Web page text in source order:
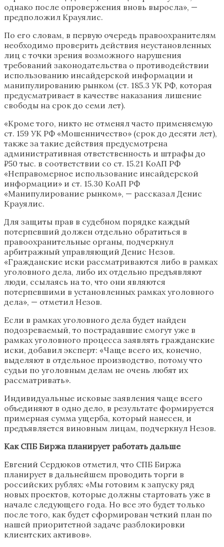
однако после опровержения вновь выросла», —
предположил Крауялис.
По его словам, в первую очередь правоохранителям
необходимо проверить действия неустановленных
лиц с точки зрения возможного нарушения
требований законодательства о противодействии
использованию инсайдерской информации и
манипулированию рынком (ст. 185.3 УК РФ, которая
предусматривает в качестве наказания лишение
свободы на срок до семи лет).
«Кроме того, никто не отменял часто применяемую
ст. 159 УК РФ «Мошенничество» (срок до десяти лет),
также за такие действия предусмотрена
административная ответственность и штрафы до
₽50 тыс. в соответствии со ст. 15.21 КоАП РФ
«Неправомерное использование инсайдерской
информации» и ст. 15.30 КоАП РФ
«Манипулирование рынком», — рассказал Денис
Крауялис.
Для защиты прав в судебном порядке каждый
потерпевший должен отдельно обратиться в
правоохранительные органы, подчеркнул
арбитражный управляющий Денис Незов.
«Гражданские иски рассматриваются либо в рамках
уголовного дела, либо их отдельно предъявляют
люди, ссылаясь на то, что они являются
потерпевшими в установленных рамках уголовного
дела», — отметил Незов.
Если в рамках уголовного дела будет найден
подозреваемый, то пострадавшие смогут уже в
рамках уголовного процесса заявлять гражданские
иски, добавил эксперт: «Чаще всего их, конечно,
выделяют в отдельное производство, потому что
судьи по уголовным делам не очень любят их
рассматривать».
Индивидуальные исковые заявления чаще всего
объединяют в одно дело, в результате формируется
примерная сумма ущерба, который нанесен, и
предъявляется виновным лицам, подчеркнул Незов.
Как СПБ Биржа планирует работать дальше
Евгений Сердюков отметил, что СПБ Биржа
планирует в дальнейшем проводить торги в
российских рублях: «Мы готовим к запуску ряд
новых проектов, которые должны стартовать уже в
начале следующего года. Но все это будет только
после того, как будет сформирован четкий план по
нашей приоритетной задаче разблокировки
клиентских активов».